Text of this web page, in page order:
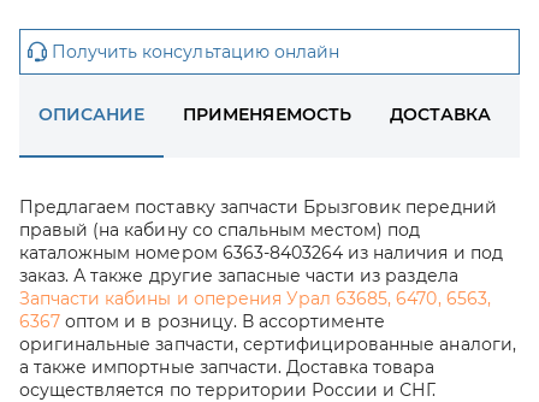
Получить консультацию онлайн
ОПИСАНИЕ ПРИМЕНЯЕМОСТЬ ДОСТАВКА
Предлагаем поставку запчасти Брызговик передний
правый (на кабину со спальным местом) под
каталожным номером 6363-8403264 из наличия и под
заказ. А также другие запасные части из раздела
Запчасти кабины и оперения Урал 63685, 6470, 6563,
6367 оптом и в розницу. В ассортименте
оригинальные запчасти, сертифицированные аналоги,
а также импортные запчасти. Доставка товара
осуществляется по территории России и СНГ.